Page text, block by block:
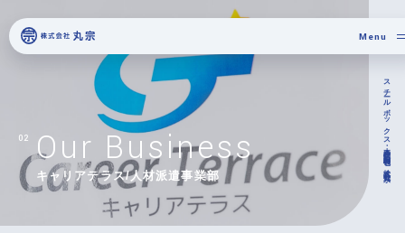
Menu
キャリアテラス/人材派遣事業部
スチールボックス・木枠梱包・輸出梱包の株式会社丸宗